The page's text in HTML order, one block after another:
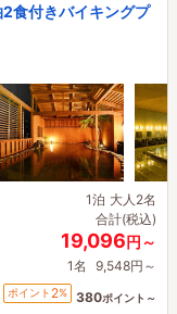
食付きバイキングプ
1泊 大人2名
合計(税込)
19,096円～
1名 9,548円～
ポイント 2% 380ポイント～